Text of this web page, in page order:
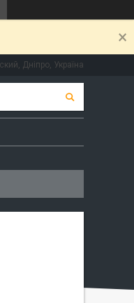
Дніпро, Україна